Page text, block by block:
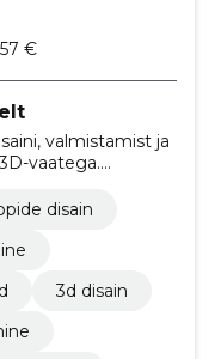
€
valmistamist ja
vaatega.
lihtsustab kogu
disain
3d disain